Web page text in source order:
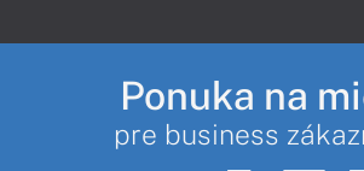
Ponuka na
pre business